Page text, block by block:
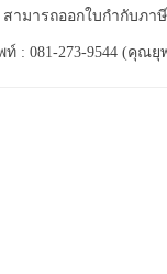
สามารถออกใบกำกับภา
ท์ : 081-273-9544 (คุณ